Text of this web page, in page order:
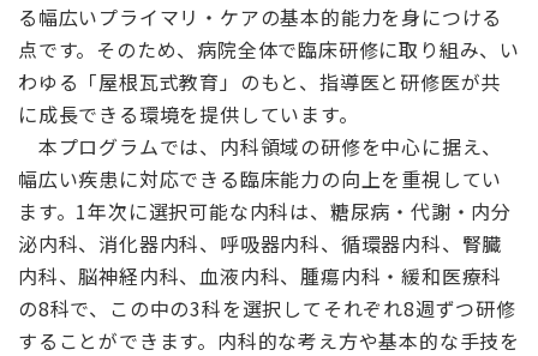
る幅広いプライマリ・ケアの基本的能力を身につける
点です。そのため、病院全体で臨床研修に取り組み、い
わゆる「屋根瓦式教育」のもと、指導医と研修医が共
に成長できる環境を提供しています。
本プログラムでは、内科領域の研修を中心に据え、
幅広い疾患に対応できる臨床能力の向上を重視してい
ます。1年次に選択可能な内科は、糖尿病・代謝・内分
泌内科、消化器内科、呼吸器内科、循環器内科、腎臓
内科、脳神経内科、血液内科、腫瘍内科・緩和医療科
の8科で、この中の3科を選択してそれぞれ8週ずつ研修
することができます。内科的な考え方や基本的な手技を